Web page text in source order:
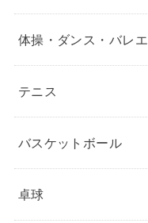
体操・ダンス・バレエ
テニス
バスケットボール
卓球